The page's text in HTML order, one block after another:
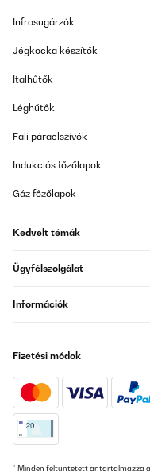
Infrasugárzók
Jégkocka készítők
Italhűtők
Léghűtők
Fali páraelszívók
Indukciós főzőlapok
Gáz főzőlapok
Kedvelt témák
Ügyfélszolgálat
Információk
Fizetési módok
* Minden feltüntetett ár tartalmazza